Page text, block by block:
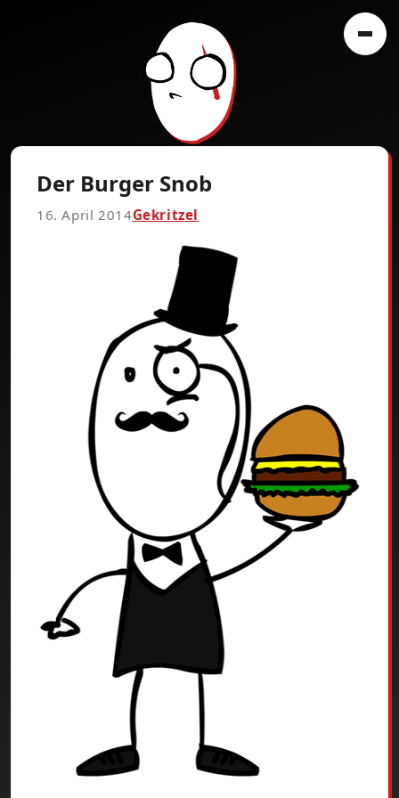
Der Burger Snob
16. April 2014Gekritzel